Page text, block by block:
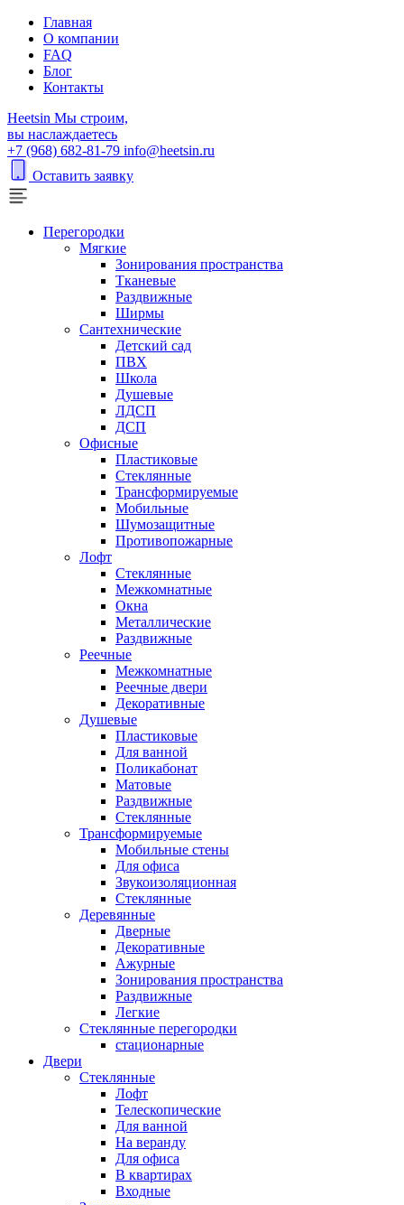
Главная
О компании
FAQ
Блог
Контакты
Heetsin Мы строим,
вы наслаждаетесь
+7 (968) 682-81-79 info@heetsin.ru
Оставить заявку
Перегородки
Мягкие
Зонирования пространства
Тканевые
Раздвижные
Ширмы
Сантехнические
Детский сад
ПВХ
Школа
Душевые
ЛДСП
ДСП
Офисные
Пластиковые
Стеклянные
Трансформируемые
Мобильные
Шумозащитные
Противопожарные
Лофт
Стеклянные
Межкомнатные
Окна
Металлические
Раздвижные
Реечные
Межкомнатные
Реечные двери
Декоративные
Душевые
Пластиковые
Для ванной
Поликабонат
Матовые
Раздвижные
Стеклянные
Трансформируемые
Мобильные стены
Для офиса
Звукоизоляционная
Стеклянные
Деревянные
Дверные
Декоративные
Ажурные
Зонирования пространства
Раздвижные
Легкие
Стеклянные перегородки
стационарные
Двери
Стеклянные
Лофт
Телескопические
Для ванной
На веранду
Для офиса
В квартирах
Входные